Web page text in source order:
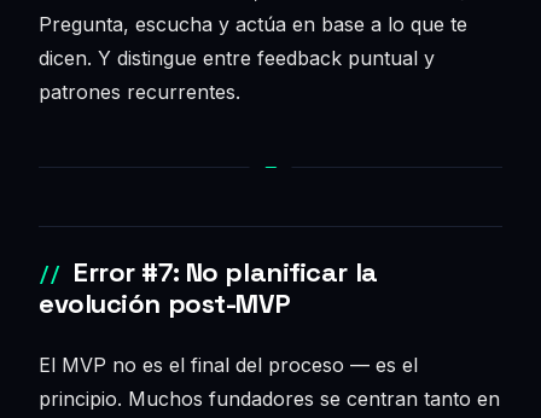
Pregunta, escucha y actúa en base a lo que te
dicen. Y distingue entre feedback puntual y
patrones recurrentes.
Error #7: No planificar la
evolución post-MVP
El MVP no es el final del proceso — es el
principio. Muchos fundadores se centran tanto en